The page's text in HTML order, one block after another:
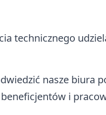
technicznego
nasze biura
i